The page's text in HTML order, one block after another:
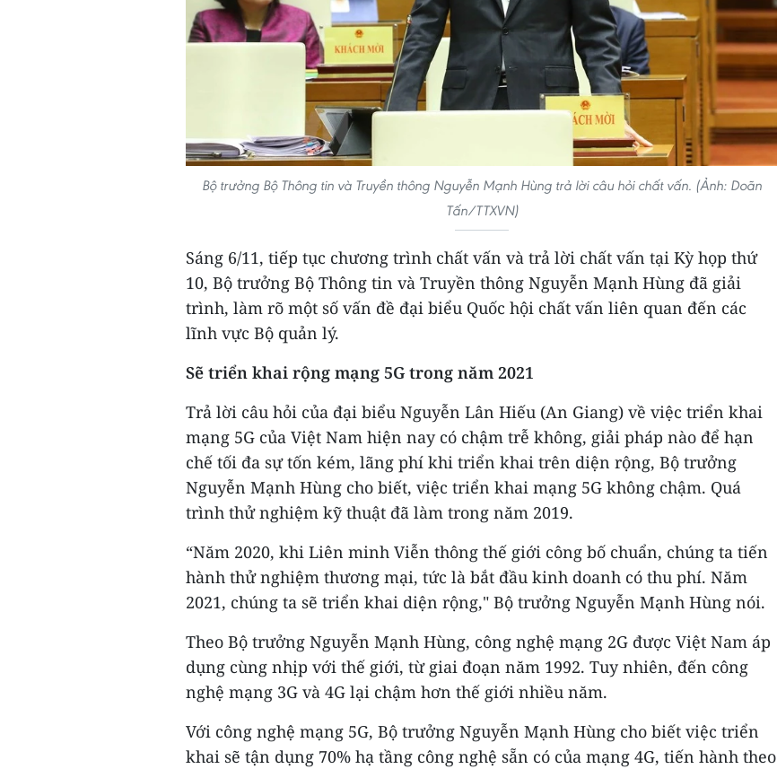
Bộ trưởng Bộ Thông tin và Truyền thông Nguyễn Mạnh Hùng trả lời câu hỏi chất vấn. (Ảnh: Doãn
Tấn/TTXVN)
Sáng 6/11, tiếp tục chương trình chất vấn và trả lời chất vấn tại Kỳ họp thứ
10, Bộ trưởng Bộ Thông tin và Truyền thông Nguyễn Mạnh Hùng đã giải
trình, làm rõ một số vấn đề đại biểu Quốc hội chất vấn liên quan đến các
lĩnh vực Bộ quản lý.
Sẽ triển khai rộng mạng 5G trong năm 2021
Trả lời câu hỏi của đại biểu Nguyễn Lân Hiếu (An Giang) về việc triển khai
mạng 5G của Việt Nam hiện nay có chậm trễ không, giải pháp nào để hạn
chế tối đa sự tốn kém, lãng phí khi triển khai trên diện rộng, Bộ trưởng
Nguyễn Mạnh Hùng cho biết, việc triển khai mạng 5G không chậm. Quá
trình thử nghiệm kỹ thuật đã làm trong năm 2019.
“Năm 2020, khi Liên minh Viễn thông thế giới công bố chuẩn, chúng ta tiến
hành thử nghiệm thương mại, tức là bắt đầu kinh doanh có thu phí. Năm
2021, chúng ta sẽ triển khai diện rộng," Bộ trưởng Nguyễn Mạnh Hùng nói.
Theo Bộ trưởng Nguyễn Mạnh Hùng, công nghệ mạng 2G được Việt Nam áp
dụng cùng nhịp với thế giới, từ giai đoạn năm 1992. Tuy nhiên, đến công
nghệ mạng 3G và 4G lại chậm hơn thế giới nhiều năm.
Với công nghệ mạng 5G, Bộ trưởng Nguyễn Mạnh Hùng cho biết việc triển
khai sẽ tận dụng 70% hạ tầng công nghệ sẵn có của mạng 4G, tiến hành theo